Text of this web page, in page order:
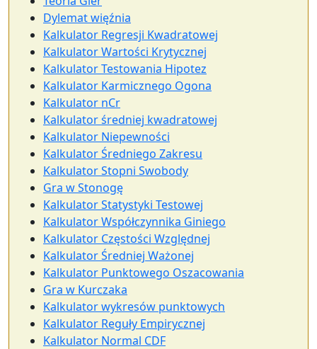
Dylemat więźnia
Kalkulator Regresji Kwadratowej
Kalkulator Wartości Krytycznej
Kalkulator Testowania Hipotez
Kalkulator Karmicznego Ogona
Kalkulator nCr
Kalkulator średniej kwadratowej
Kalkulator Niepewności
Kalkulator Średniego Zakresu
Kalkulator Stopni Swobody
Gra w Stonogę
Kalkulator Statystyki Testowej
Kalkulator Współczynnika Giniego
Kalkulator Częstości Względnej
Kalkulator Średniej Ważonej
Kalkulator Punktowego Oszacowania
Gra w Kurczaka
Kalkulator wykresów punktowych
Kalkulator Reguły Empirycznej
Kalkulator Normal CDF